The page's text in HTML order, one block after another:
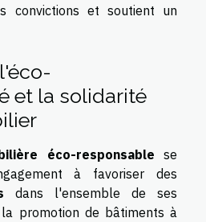
convictions et soutient un
et la solidarité
éco-responsable se
à favoriser des
dans l'ensemble de ses
promotion de bâtiments à